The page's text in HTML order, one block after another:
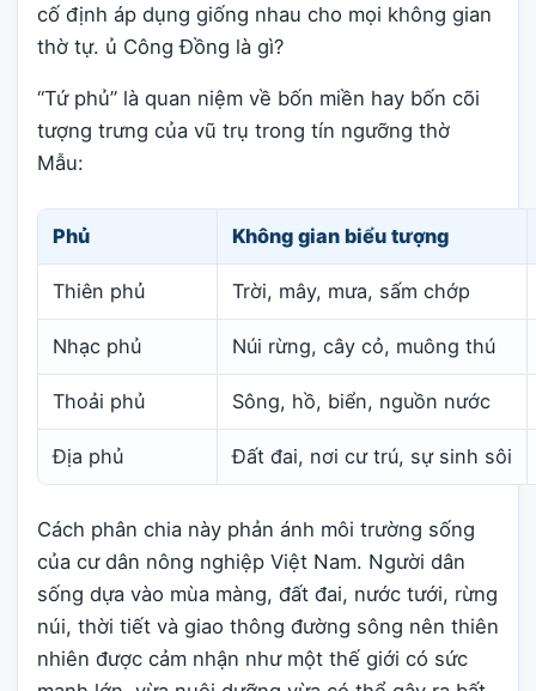
cố định áp dụng giống nhau cho mọi không gian
thờ tự. ủ Công Đồng là gì?
“Tứ phủ” là quan niệm về bốn miền hay bốn cõi
tượng trưng của vũ trụ trong tín ngưỡng thờ
Mẫu:
Phủ Không gian biểu tượng
Thiên phủ Trời, mây, mưa, sấm chớp
Nhạc phủ Núi rừng, cây cỏ, muông thú
Thoải phủ Sông, hồ, biển, nguồn nước
Địa phủ Đất đai, nơi cư trú, sự sinh sôi
Cách phân chia này phản ánh môi trường sống
của cư dân nông nghiệp Việt Nam. Người dân
sống dựa vào mùa màng, đất đai, nước tưới, rừng
núi, thời tiết và giao thông đường sông nên thiên
nhiên được cảm nhận như một thế giới có sức